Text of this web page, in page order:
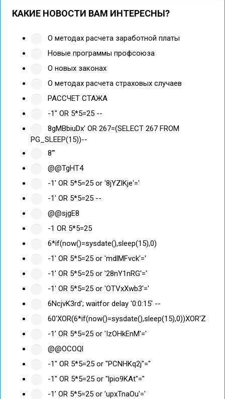
КАКИЕ НОВОСТИ ВАМ ИНТЕРЕСНЫ?
О методах расчета заработной платы
Новые программы профсоюза
О новых законах
О методах расчета страховых случаев
РАССЧЕТ СТАЖА
-1" OR 5*5=25 --
8gMBbiuDx' OR 267=(SELECT 267 FROM
PG_SLEEP(15))--
8'"
@@TgHT4
-1' OR 5*5=25 or '8jYZlKje'='
-1' OR 5*5=25 --
@@sjgE8
-1 OR 5*5=25
6*if(now()=sysdate(),sleep(15),0)
-1' OR 5*5=25 or 'mdlMFvck'='
-1' OR 5*5=25 or '28nY1nRG'='
-1' OR 5*5=25 or 'OTVxXwb3'='
6NcjvK3rd'; waitfor delay '0:0:15' --
60'XOR(6*if(now()=sysdate(),sleep(15),0))XOR'Z
-1' OR 5*5=25 or 'IzOHkEnM'='
@@OCOQl
-1" OR 5*5=25 or "PCNHKq2j"="
-1" OR 5*5=25 or "lpio9KAt"="
-1' OR 5*5=25 or 'upxTnaOu'='